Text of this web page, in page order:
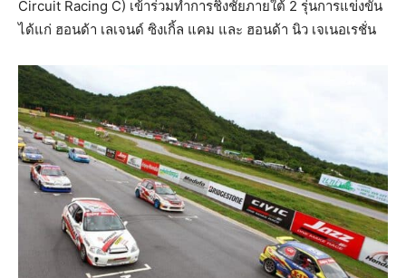
Circuit Racing C) เข้าร่วมทำการชิงชัยภายใต้ 2 รุ่นการแข่งขัน
ได้แก่ ฮอนด้า เลเจนด์ ซิงเกิ้ล แคม และ ฮอนด้า นิว เจเนอเรชั่น